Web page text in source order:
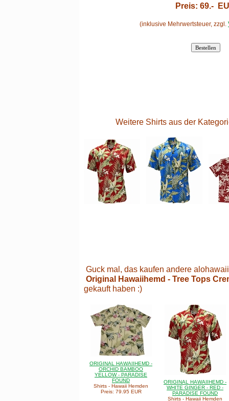
Preis: 69.-
(inklusive Mehrwertsteuer, zzgl.
Weitere Shirts aus der
Guck mal, das kaufen andere
Original Hawaiihemd - Tree Tops
gekauft haben :)
ORIGINAL HAWAIIHEMD -
ORCHID BAMBOO
YELLOW - PARADISE
FOUND
Shirts - Hawaii Hemden
Preis: 79.95 EUR
ORIGINAL HAWAIIHEMD -
WHITE GINGER - RED -
PARADISE FOUND
Shirts - Hawaii Hemden